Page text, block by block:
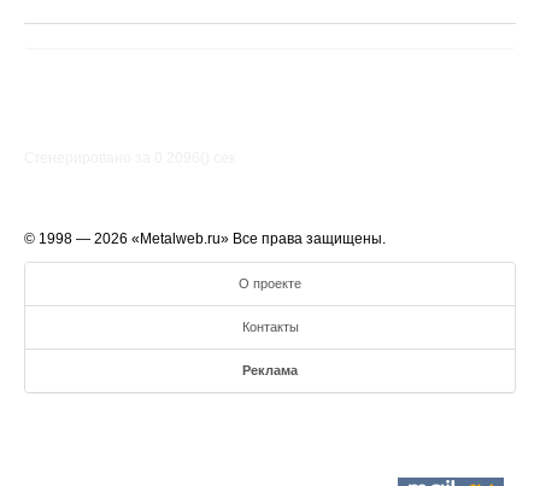
© 1998 — 2026 «Metalweb.ru» Все права защищены.
О проекте
Контакты
Реклама